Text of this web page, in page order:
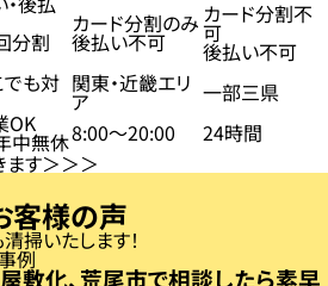
分割
カード分割のみ
後払い不可
カード分割不
可
後払い不可
も対 関東・近畿エリ
ア
一部三県
OK
中無休8:00〜20:00
24時間
ます
客様の声
掃いたします！
例
敷化、荒尾市で相談したら素早